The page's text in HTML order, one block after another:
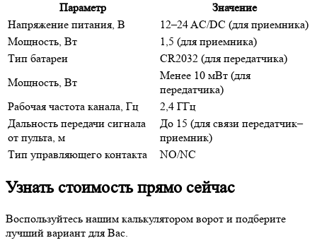
Параметр
Значение
Напряжение питания, В
12–24 AC/DC (для приемника)
Мощность, Вт
1,5 (для приемника)
Тип батареи
CR2032 (для передатчика)
Мощность, Вт
Менее 10 мВт (для
передатчика)
Рабочая частота канала, Гц
2,4 ГГц
Дальность передачи сигнала
от пульта, м
До 15 (для связи передатчик–
приемник)
Тип управляющего контакта
NO/NC
Узнать стоимость прямо сейчас
Воспользуйтесь нашим калькулятором ворот и подберите
лучший вариант для Вас.